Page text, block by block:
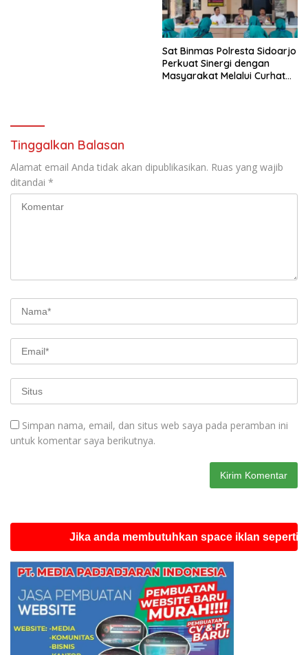
Sat Binmas Polresta Sidoarjo
Perkuat Sinergi dengan
Masyarakat Melalui Curhat
Tinggalkan Balasan
Alamat email Anda tidak akan dipublikasikan. Ruas yang wajib
ditandai *
Simpan nama, email, dan situs web saya pada peramban ini
untuk komentar saya berikutnya.
Jika anda membutuhkan space iklan seperti ini